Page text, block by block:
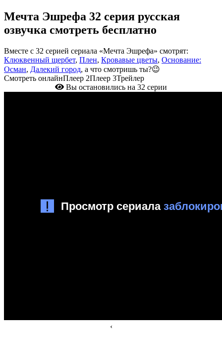
Мечта Эшрефа 32 серия русская
озвучка смотреть бесплатно
Вместе с 32 серией сериала «Мечта Эшрефа» смотрят:
Клюквенный щербет, Плен, Кровавые цветы, Основание:
Осман, Далекий город, а что смотришь ты?😉
Смотреть онлайнПлеер 2Плеер 3Трейлер
Вы остановились на 32 серии
‹